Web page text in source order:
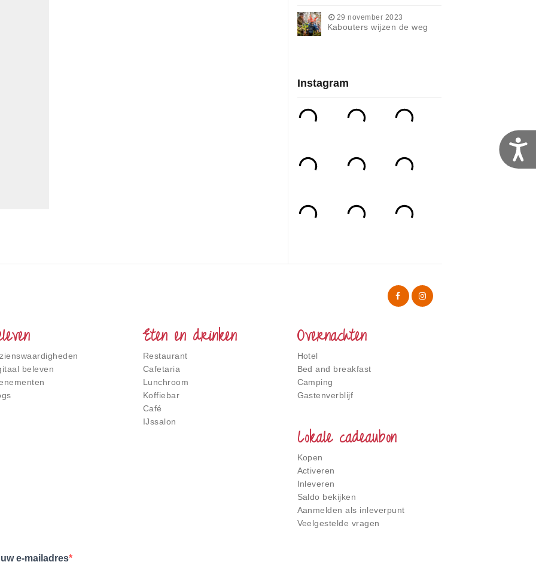
29 november 2023
Kabouters wijzen de weg
Instagram
beleven
Eten en drinken
Restaurant
Cafetaria
Lunchroom
Koffiebar
Café
IJssalon
Overnachten
Hotel
Bed and breakfast
Camping
Gastenverblijf
Lokale cadeaubon
Kopen
Activeren
Inleveren
Saldo bekijken
Aanmelden als inleverpunt
Veelgestelde vragen
e-mailadres